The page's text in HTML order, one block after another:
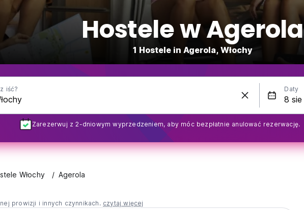
Hostele w Agerola
1 Hostele in Agerola, Włochy
iść? Daty
Zarezerwuj z 2-dniowym wyprzedzeniem, aby móc bezpłatnie anulować rezerwację.
Włochy Agerola
prowizji i innych czynnikach. czytaj więcej